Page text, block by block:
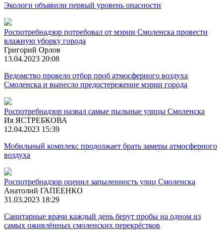
Экологи объявили первый уровень опасности
Роспотребнадзор потребовал от мэрии Смоленска провести
влажную уборку города
Григорий Орлов
13.04.2023 20:08
Ведомство провело отбор проб атмосферного воздуха
Смоленска и вынесло предостережение мэрии города
Роспотребнадзор назвал самые пыльные улицы Смоленска
Ия ЯСТРЕБКОВА
12.04.2023 15:39
Мобильный комплекс продолжает брать замеры атмосферного
воздуха
Роспотребнадзор оценил запыленность улиц Смоленска
Анатолий ГАПЕЕНКО
31.03.2023 18:29
Санитарные врачи каждый день берут пробы на одном из
самых оживлённых смоленских перекрёстков